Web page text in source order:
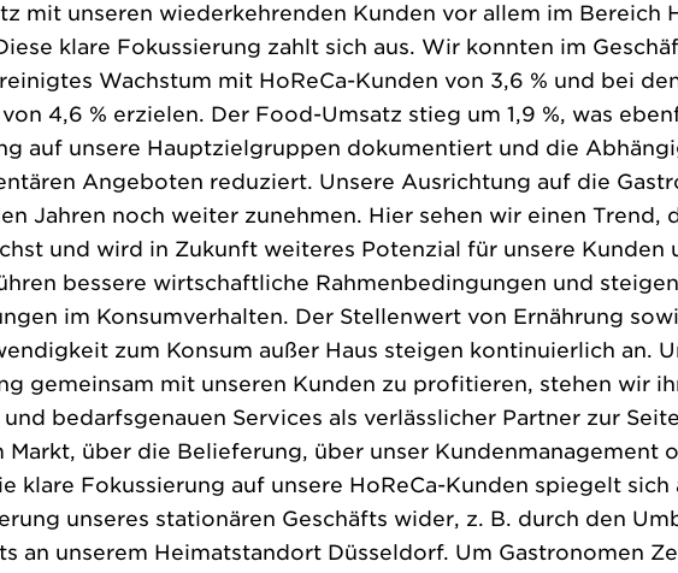
mit unseren wiederkehrenden Kunden vor allem im Bereich
klare Fokussierung zahlt sich aus. Wir konnten im
Wachstum mit HoReCa-Kunden von 3,6 % und bei
von 4,6 % erzielen. Der Food-Umsatz stieg um 1,9 %, was
auf unsere Hauptzielgruppen dokumentiert und die
Angeboten reduziert. Unsere Ausrichtung auf die
Jahren noch weiter zunehmen. Hier sehen wir einen Trend,
und wird in Zukunft weiteres Potenzial für unsere Kunden
bessere wirtschaftliche Rahmenbedingungen und
im Konsumverhalten. Der Stellenwert von Ernährung
zum Konsum außer Haus steigen kontinuierlich an.
gemeinsam mit unseren Kunden zu profitieren, stehen wir
bedarfsgenauen Services als verlässlicher Partner zur
Markt, über die Belieferung, über unser Kundenmanagement
klare Fokussierung auf unsere HoReCa-Kunden spiegelt sich
unseres stationären Geschäfts wider, z. B. durch den
an unserem Heimatstandort Düsseldorf. Um Gastronomen